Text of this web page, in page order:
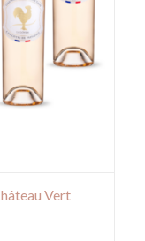
Vert